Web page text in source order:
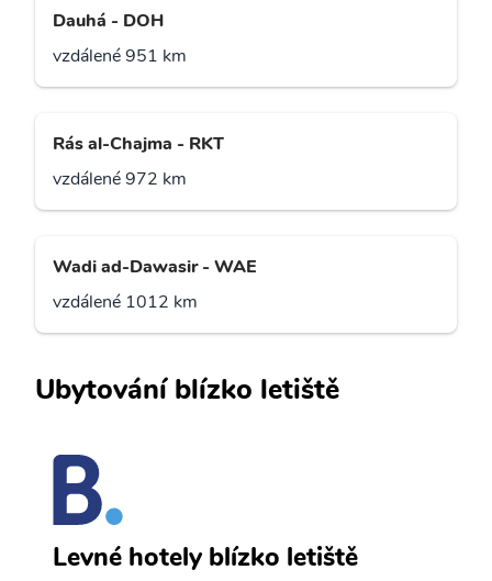
Dauhá - DOH
vzdálené 951 km
Rás al-Chajma - RKT
vzdálené 972 km
Wadi ad-Dawasir - WAE
vzdálené 1012 km
Ubytování blízko letiště
Levné hotely blízko letiště